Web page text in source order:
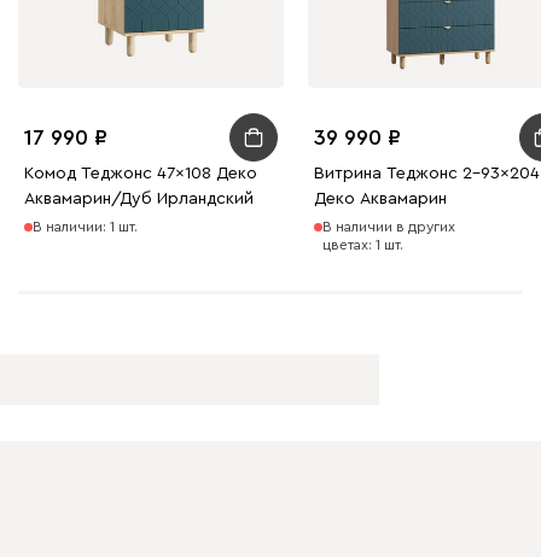
17 990
Комод Теджонс 47x108 Деко ​
Аквамарин/Дуб Ирландский
В наличии: 1 шт.
39 990
Витрина Теджонс 2-93x204
Деко Аквамарин
В наличии в других
цветах: 1 шт.